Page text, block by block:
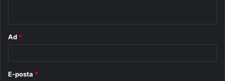
Ad *
E-posta *